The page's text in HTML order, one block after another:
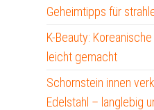
Geheimtipps für
K-Beauty:
leicht gemacht
Schornstein innen
Edelstahl – langlebig